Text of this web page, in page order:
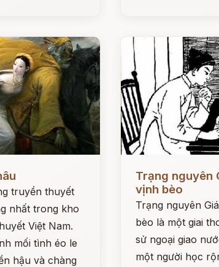
truyền thuyết
nhất trong kho
Việt Nam.
mối tình éo le
hậu và chàng
Trạng nguyên
vịnh bèo
Trạng nguyên
bèo là một giai
sử ngoại giao
một người học